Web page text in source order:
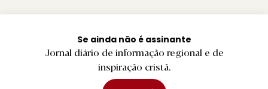
Se ainda não é assinante
Jornal diário de informação regional e de
inspiração cristã.